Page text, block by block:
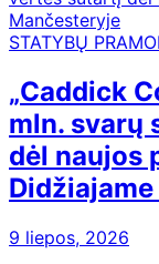
STATYBŲ
„Caddick
mln. svarų
dėl naujos
9 liepos, 2026